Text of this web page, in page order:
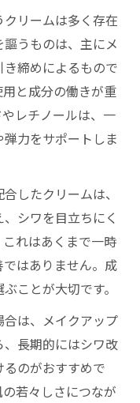
クリームは多く存在
うものは、主にメ
締めによるもので
と成分の働きが重
レチノールは、一
力をサポートしま
したクリームは、
シワを目立ちにく
れはあくまで一時
はありません。成
ことが大切です。
は、メイクアップ
長期的にはシワ改
のがおすすめで
若々しさにつなが